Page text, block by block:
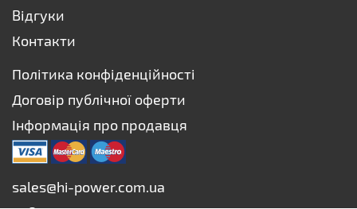
Відгуки
Контакти
Політика конфіденційності
Договір публічної оферти
Інформація про продавця
sales@hi-power.com.ua